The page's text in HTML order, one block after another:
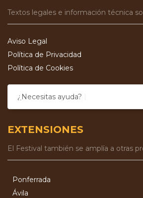
Textos legales e información técnica
Aviso Legal
Política de Privacidad
Política de Cookies
¿Necesitas ayuda?
EXTENSIONES
El Festival también se amplía a otras
Ponferrada
Ávila